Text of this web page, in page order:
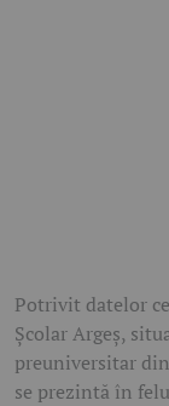
Potrivit datelor
Şcolar Argeş,
preuniversitar
se prezintă în